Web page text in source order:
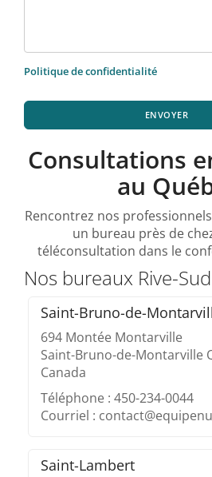
Politique de confidentialité
ENVOYER
Consultations
au
Rencontrez nos
un bureau près de
téléconsultation dans le
Nos bureaux Rive-
Saint-Bruno-de-
694 Montée Montarville
Saint-Bruno-de-Montarville
Canada
Téléphone : 450-234-0044
Courriel :
Saint-Lambert